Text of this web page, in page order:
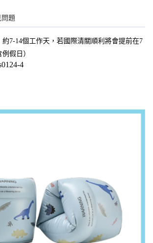
問題
約7-14個工作天，若國際清關順利將會提前在7
假日）
4